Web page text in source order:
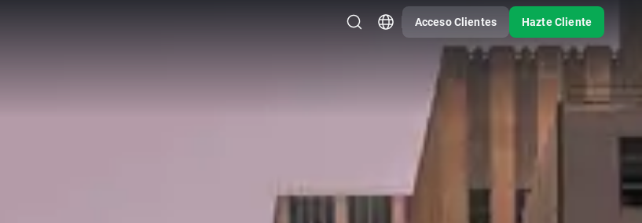
Acceso Clientes Hazte Cliente